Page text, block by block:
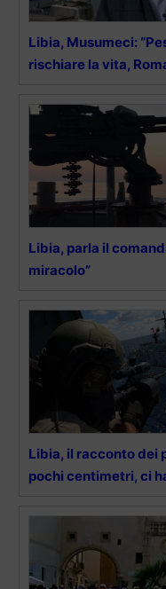
Libia, Musumeci:
rischiare la vita,
Libia, parla il
miracolo”
Libia, il racconto dei
pochi centimetri, ci